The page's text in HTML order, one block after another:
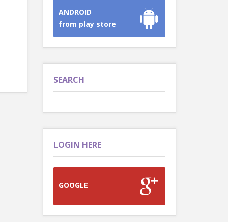
ANDROID
from play store
SEARCH
LOGIN HERE
GOOGLE